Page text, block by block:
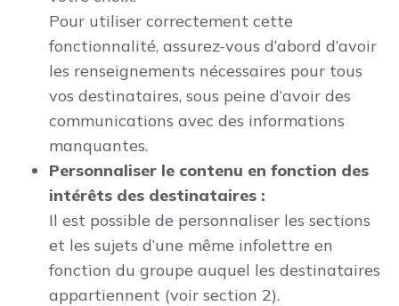
Pour utiliser correctement cette
fonctionnalité, assurez-vous d’abord d’avoir
les renseignements nécessaires pour tous
vos destinataires, sous peine d’avoir des
communications avec des informations
manquantes.
Personnaliser le contenu en fonction des
intérêts des destinataires :
Il est possible de personnaliser les sections
et les sujets d’une même infolettre en
fonction du groupe auquel les destinataires
appartiennent (voir section 2).